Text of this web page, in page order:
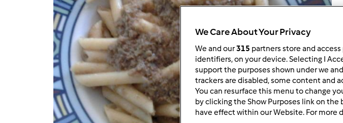
We Care About Your Privacy
We and our315 partners store and
identifiers, on your device. Selecting I
support the purposes shown under we
trackers are disabled, some content and
You can resurface this menu to change
by clicking the Show Purposes link on
have effect within our Website. For more